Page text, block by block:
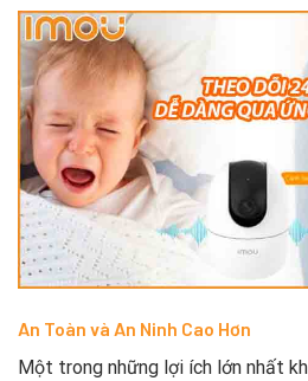
An Toàn và An Ninh Cao Hơn
Một trong những lợi ích lớn nhất